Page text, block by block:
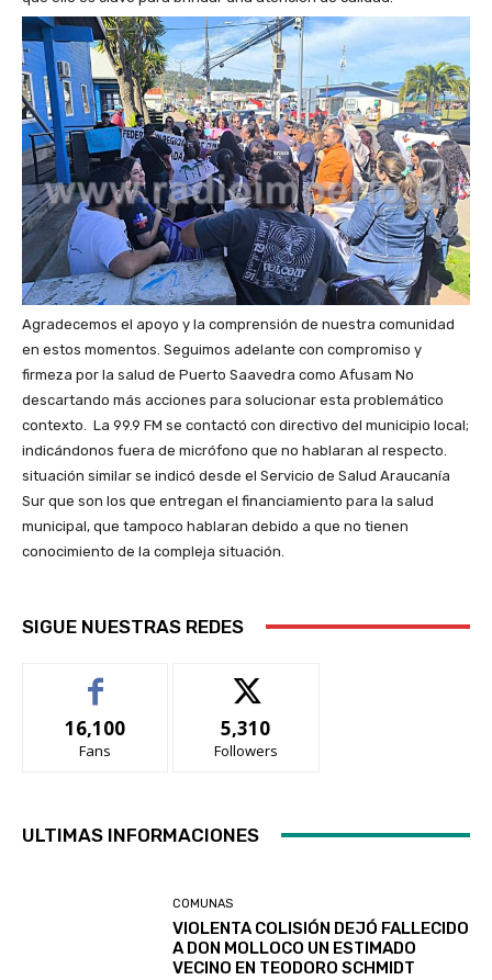
Agradecemos el apoyo y la comprensión de nuestra comunidad
en estos momentos. Seguimos adelante con compromiso y
firmeza por la salud de Puerto Saavedra como Afusam No
descartando más acciones para solucionar esta problemático
contexto. La 99.9 FM se contactó con directivo del municipio local;
indicándonos fuera de micrófono que no hablaran al respecto.
situación similar se indicó desde el Servicio de Salud Araucanía
Sur que son los que entregan el financiamiento para la salud
municipal, que tampoco hablaran debido a que no tienen
conocimiento de la compleja situación.
SIGUE NUESTRAS REDES
16,100
Fans
5,310
Followers
ULTIMAS INFORMACIONES
COMUNAS
VIOLENTA COLISIÓN DEJÓ FALLECIDO
A DON MOLLOCO UN ESTIMADO
VECINO EN TEODORO SCHMIDT